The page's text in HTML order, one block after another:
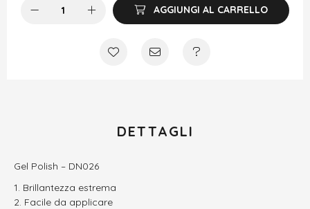
AGGIUNGI AL CARRELLO
DETTAGLI
Gel Polish – DN026
Brillantezza estrema
Facile da applicare